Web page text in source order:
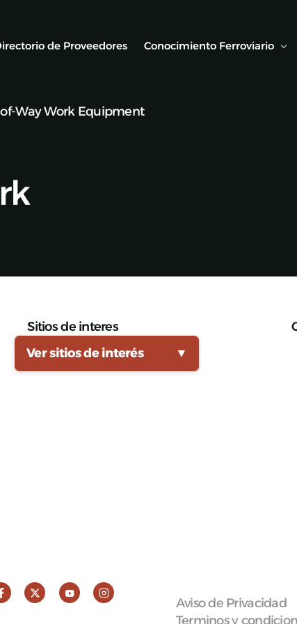
de Proveedores Conocimiento Ferroviario
Biblioteca Ferroviaria
Way Work Equipment
Sitios de interes
Ver sitios de interés
▼
Aviso de Privacidad
Terminos y